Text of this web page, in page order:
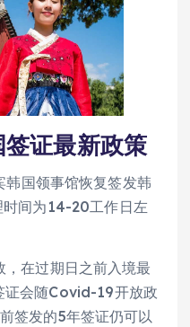
证最新政策
国领事馆恢复签发韩
间为14-20工作日左
在过期日之前入境最
证会随Covid-19开放政
签发的5年签证仍可以